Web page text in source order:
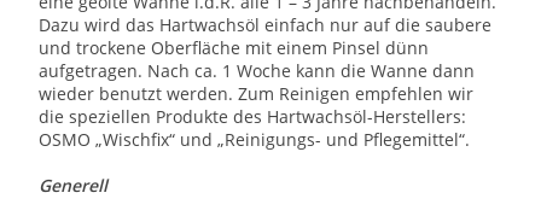
Dazu wird das Hartwachsöl einfach nur auf die saubere
und trockene Oberfläche mit einem Pinsel dünn
aufgetragen. Nach ca. 1 Woche kann die Wanne dann
wieder benutzt werden. Zum Reinigen empfehlen wir
die speziellen Produkte des Hartwachsöl-Herstellers:
OSMO „Wischfix“ und „Reinigungs- und Pflegemittel“.
Generell